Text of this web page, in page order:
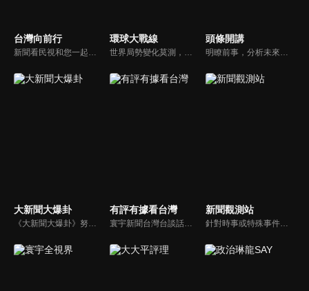
台灣向前行
新聞看民視和您一起討論最新最熱的時事新聞！
環球大戰線
世界局勢變化莫測，你我都身在其中，國際之間合縱連橫，外交、政治、經濟、軍事、科技，無所不爭、無所不戰，《環球大戰線》全方位觀點，與您一起剖析戰略，走進環球競爭最前線！
頭條開講
明瞭前事，分析未來走向，周玉琴告訴您沒想到的大小事背後真相。你不理政治，政治卻未必不會影響你！世界政治勢力結構快速改變，新時代降臨，舊思想如何進化，台灣新思路能否頂得住大國衝擊，最接近民意的聲音，都在《頭條開講》。
大新聞大爆卦
《大新聞大爆卦》努力秉持著監督政府的精神，繼續在網路上努力說出事實。
有評有據看台灣
寰宇新聞台灣台談話性節目《有評有據看台灣》節目跳脫來賓演繹的「浮誇情境式政論型態」，改採網路大數據點題，直視分析選情實相，帶您「有評、有據」的遍覽政經大小事。
新聞觀測站
針對時事或特殊事件邀請來賓進行深度探討，或專訪各領域傑出人士。